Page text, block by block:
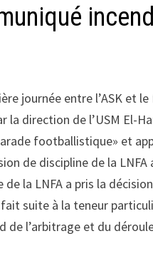
journée entre l’ASK et
direction de l’USM El-
footballistique» et
de discipline de la
la LNFA a pris la
suite à la teneur
de l’arbitrage et du